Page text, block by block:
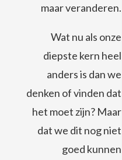
maar veranderen.
Wat nu als onze
diepste kern heel
anders is dan we
denken of vinden dat
het moet zijn? Maar
dat we dit nog niet
goed kunnen